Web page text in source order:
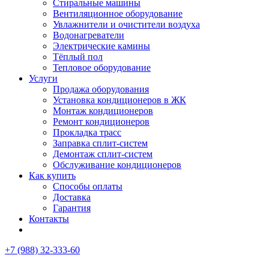
Стиральные машины
Вентиляционное оборудование
Увлажнители и очистители воздуха
Водонагреватели
Электрические камины
Тёплый пол
Тепловое оборудование
Услуги
Продажа оборудования
Установка кондиционеров в ЖК
Монтаж кондиционеров
Ремонт кондиционеров
Прокладка трасс
Заправка сплит-систем
Демонтаж сплит-систем
Обслуживание кондиционеров
Как купить
Способы оплаты
Доставка
Гарантия
Контакты
+7 (988) 32-333-60